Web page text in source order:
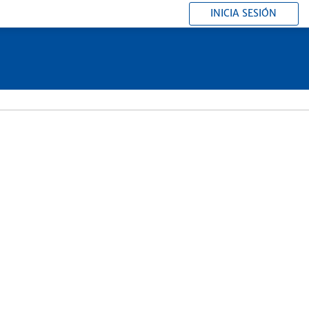
INICIA SESIÓN